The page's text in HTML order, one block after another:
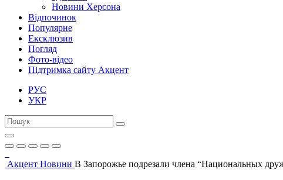
Новини Херсона
Відпочинок
Популярне
Ексклюзив
Погляд
Фото-відео
Підтримка сайту Акцент
РУС
УКР
Акцент Новини В Запорожье подрезали члена “Национальных